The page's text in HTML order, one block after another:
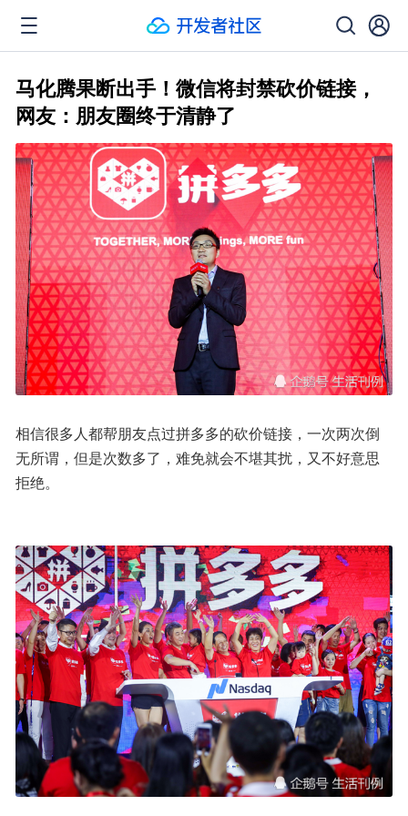
马化腾果断出手！微信将封禁砍价链接，
网友：朋友圈终于清静了
相信很多人都帮朋友点过拼多多的砍价链接，一次两次倒
无所谓，但是次数多了，难免就会不堪其扰，又不好意思
拒绝。